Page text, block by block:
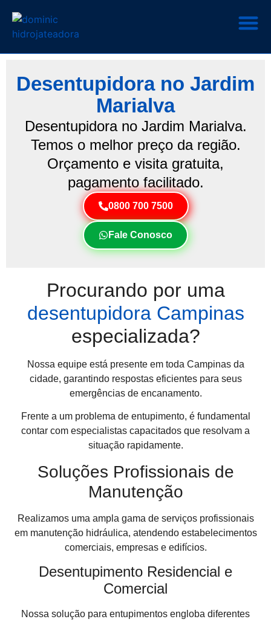
Desentupidora no Jardim
Marialva
Desentupidora no Jardim Marialva.
Temos o melhor preço da região.
Orçamento e visita gratuita,
pagamento facilitado.
0800 700 7500
Fale Conosco
Procurando por uma
desentupidora Campinas
especializada?
Nossa equipe está presente em toda Campinas da
cidade, garantindo respostas eficientes para seus
emergências de encanamento.
Frente a um problema de entupimento, é fundamental
contar com especialistas capacitados que resolvam a
situação rapidamente.
Soluções Profissionais de
Manutenção
Realizamos uma ampla gama de serviços profissionais
em manutenção hidráulica, atendendo estabelecimentos
comerciais, empresas e edifícios.
Desentupimento Residencial e
Comercial
Nossa solução para entupimentos engloba diferentes